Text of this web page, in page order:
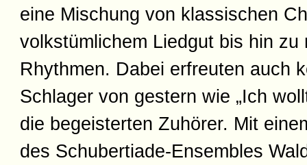
eine Mischung von klassischen
volkstümlichem Liedgut bis hin zu
Rhythmen. Dabei erfreuten auch
Schlager von gestern wie „Ich
die begeisterten Zuhörer. Mit
des Schubertiade-Ensembles